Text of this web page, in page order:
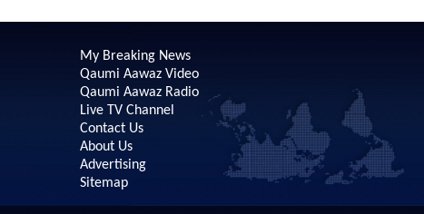
My Breaking News
Qaumi Aawaz Video
Qaumi Aawaz Radio
Live TV Channel
Contact Us
About Us
Advertising
Sitemap